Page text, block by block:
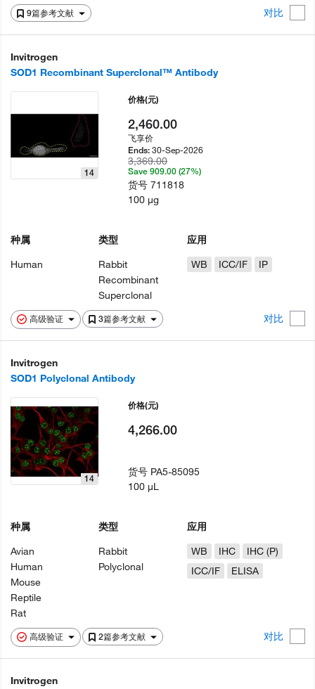
9篇参考文献 对比
Invitrogen
SOD1 Recombinant Superclonal™ Antibody
高级验证 3篇参考文献 对比
14
种属
Human
类型
Rabbit
Recombinant
Superclonal
应用
WB
ICC/IF IP
价格(元)
2,460.00
飞享价
Ends:30-Sep-2026
3,369.00
Save 909.00 (27%)
货号711818
100 µg
Invitrogen
SOD1 Polyclonal Antibody
高级验证 2篇参考文献 对比
14
种属
Avian
Human
Mouse
Reptile
Rat
类型
Rabbit
Polyclonal
应用
WB
IHC
IHC (P)
ICC/IF
ELISA
价格(元)
4,266.00
货号 PA5-85095
100 µL
Invitrogen